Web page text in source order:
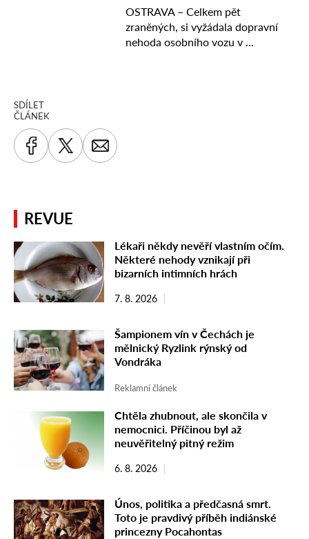
SDÍLET
ČLÁNEK
REVUE
Lékaři někdy nevěří vlastním očím.
Některé nehody vznikají při
bizarních intimních hrách
7. 8. 2026
Šampionem vín v Čechách je
mělnický Ryzlink rýnský od
Vondráka
Reklamní článek
Chtěla zhubnout, ale skončila v
nemocnici. Příčinou byl až
neuvěřitelný pitný režim
6. 8. 2026
Únos, politika a předčasná smrt.
Toto je pravdivý příběh indiánské
princezny Pocahontas